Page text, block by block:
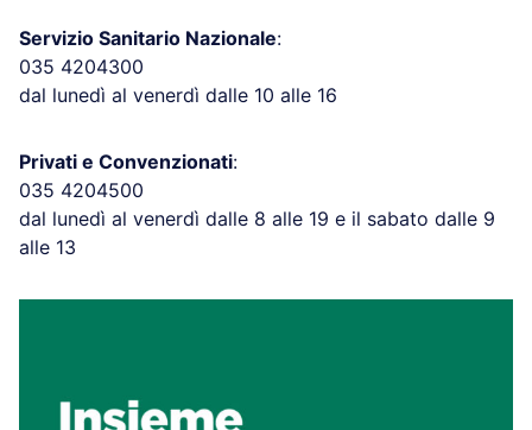
Servizio Sanitario Nazionale:
035 4204300
dal lunedì al venerdì dalle 10 alle 16
Privati e Convenzionati:
035 4204500
dal lunedì al venerdì dalle 8 alle 19 e il sabato dalle 9
alle 13